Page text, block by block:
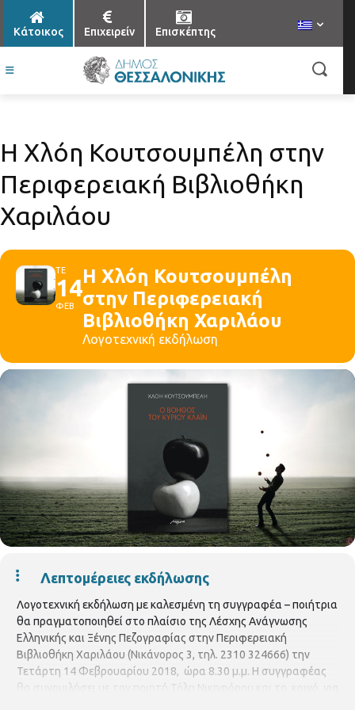
Κάτοικος Επιχειρείν Επισκέπτης
Η Χλόη Κουτσουμπέλη στην
Περιφερειακή Βιβλιοθήκη
Χαριλάου
ΤΕ
14
ΦΕΒ
Η Χλόη Κουτσουμπέλη
στην Περιφερειακή
Βιβλιοθήκη Χαριλάου
Λογοτεχνική εκδήλωση
Λεπτομέρειες εκδήλωσης
Λογοτεχνική εκδήλωση με καλεσμένη τη συγγραφέα – ποιήτρια
θα πραγματοποιηθεί στο πλαίσιο της Λέσχης Ανάγνωσης
Ελληνικής και Ξένης Πεζογραφίας στην Περιφερειακή
Βιβλιοθήκη Χαριλάου (Νικάνορος 3, τηλ. 2310 324666) την
Τετάρτη 14 Φεβρουαρίου 2018, ώρα 8.30 μ.μ. Η συγγραφέας
θα συνομιλήσει με τον ποιητή Τόλη Νικηφόρου και το κοινό, για